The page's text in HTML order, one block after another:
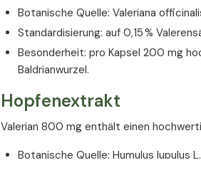
Botanische Quelle: Valeriana
Standardisierung: auf 0,15 %
Besonderheit: pro Kapsel 200 mg
Baldrianwurzel.
Hopfenextrakt
Valerian 800 mg enthält einen
Botanische Quelle: Humulus lupulus L.